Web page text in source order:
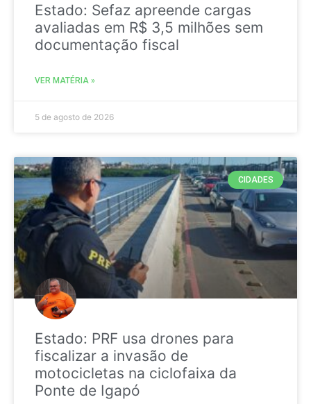
Estado: Sefaz apreende cargas
avaliadas em R$ 3,5 milhões sem
documentação fiscal
VER MATÉRIA »
5 de agosto de 2026
CIDADES
Estado: PRF usa drones para
fiscalizar a invasão de
motocicletas na ciclofaixa da
Ponte de Igapó